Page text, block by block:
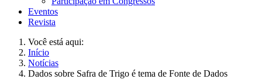
Eventos
Revista
Você está aqui:
Início
Notícias
Dados sobre Safra de Trigo é tema de Fonte de Dados